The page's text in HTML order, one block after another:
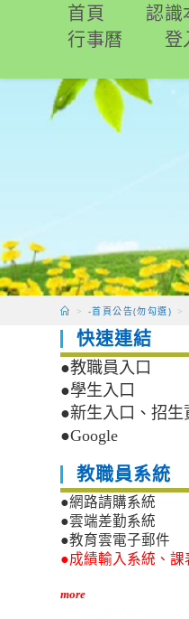
要
首頁 認識
行事曆
登
> -首頁公告(勿勾選) >
快速連結
●教職員入口
●學生入口
●新生入口、招生
●Google
教職員系統
●網路請購系統
●雲端差勤系統
●教育雲電子郵件
●成績輸入系統、課
more